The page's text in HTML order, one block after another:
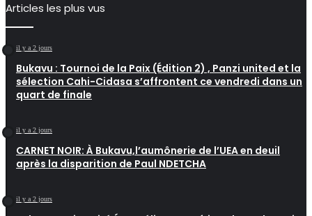
Articles les plus vus
il y a 2 jours
Bukavu : Tournoi de la Paix (Édition 2) , Panzi united et la
sélection Cahi-Cidasa s’affrontent ce vendredi dans un
quart de finale
il y a 2 jours
CARNET NOIR: À Bukavu,l’aumônerie de l’UEA en deuil
après la disparition de Paul NDETCHA
il y a 2 jours